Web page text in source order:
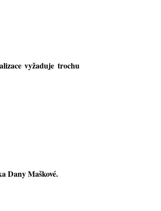
vyžaduje trochu
Dany Maškové.